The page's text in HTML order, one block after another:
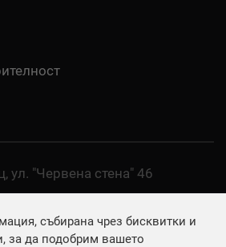
ул. "Червена стена" 46
събирана чрез бисквитки и
за да подобрим вашето